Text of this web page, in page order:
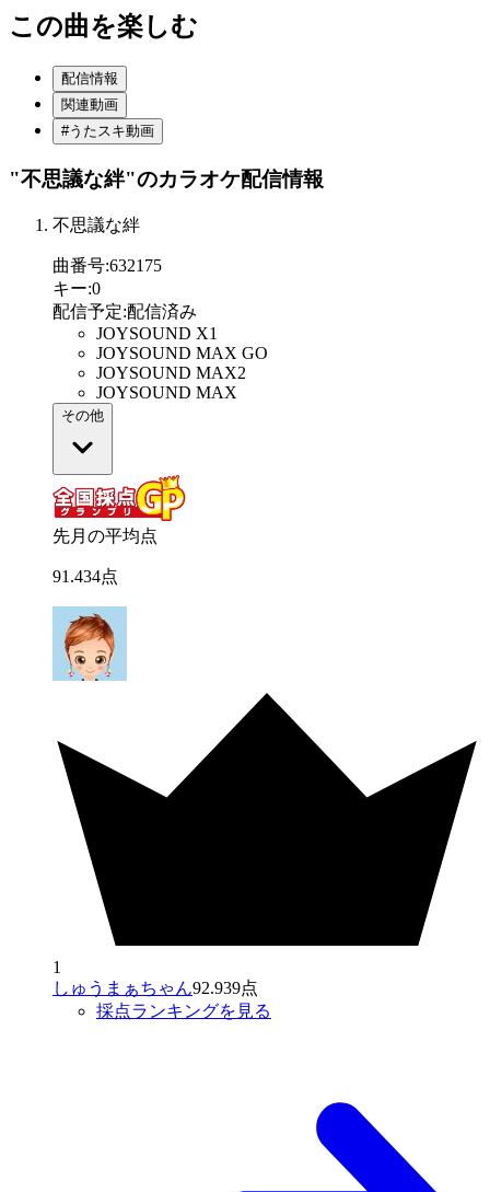
この曲を楽しむ
配信情報
関連動画
#うたスキ動画
"不思議な絆"のカラオケ配信情報
不思議な絆
曲番号:632175
キー:0
配信予定:配信済み
JOYSOUND X1
JOYSOUND MAX GO
JOYSOUND MAX2
JOYSOUND MAX
その他
先月の平均点
91 .434点
1
しゅうまぁちゃん92.939点
採点ランキングを見る